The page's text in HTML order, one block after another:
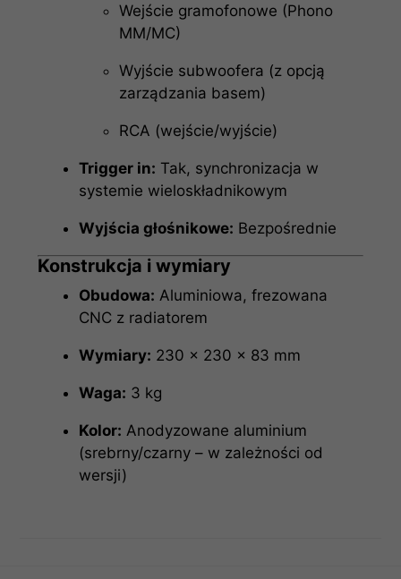
Wejście gramofonowe (Phono
MM/MC)
Wyjście subwoofera (z opcją
zarządzania basem)
RCA (wejście/wyjście)
Trigger in: Tak, synchronizacja w
systemie wieloskładnikowym
Wyjścia głośnikowe: Bezpośrednie
Konstrukcja i wymiary
Obudowa: Aluminiowa, frezowana
CNC z radiatorem
Wymiary: 230 × 230 × 83 mm
Waga: 3 kg
Kolor: Anodyzowane aluminium
(srebrny/czarny – w zależności od
wersji)